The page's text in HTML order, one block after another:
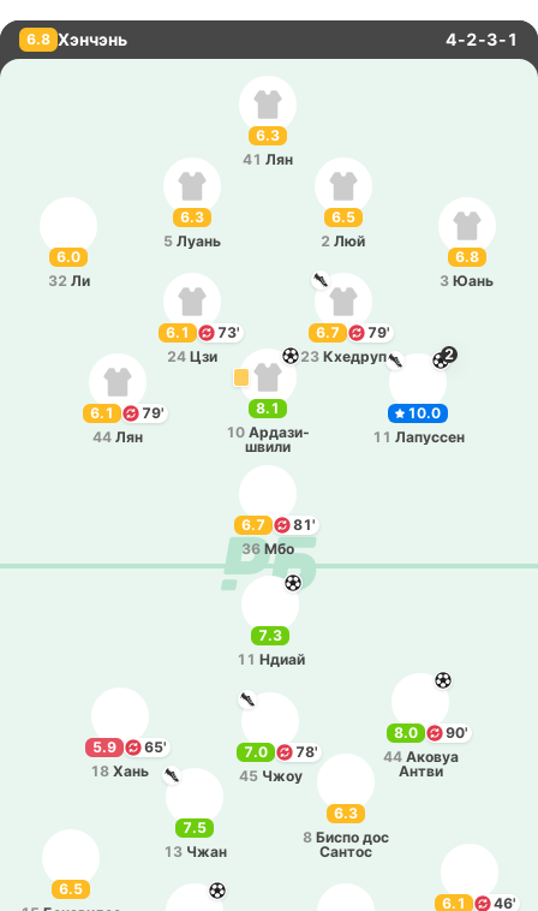
6.8 Хэнчэнь 4-2-3-1
6.3
41 Лян
6.3
5 Луань
6.5
2 Люй
6.0
32 Ли
6.8
3 Юань
8.1
10 Арда­зи­
шви­ли
10.0
2
11 Ла­пу­ссен
6.7
79'
23 Кхе­друп
6.1
73'
24 Цзи
6.1
79'
44 Лян
6.7
81'
36 Мбо
6.1 46'
6.5
6.3
8 Биспо дос
Сантос
7.5
13 Чжан
8.0
90'
44 Аковуа
Антви
7.0
78'
45 Чжоу
5.9
65'
18 Хань
7.3
11 Ндиай